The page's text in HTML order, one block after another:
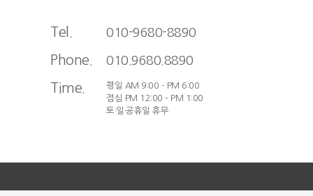
Tel. 010-9680-8890
Phone. 010.9680.8890
Time.
평일 AM 9:00 - PM 6:00
점심 PM 12:00 - PM 1:00
토·일·공휴일 휴무